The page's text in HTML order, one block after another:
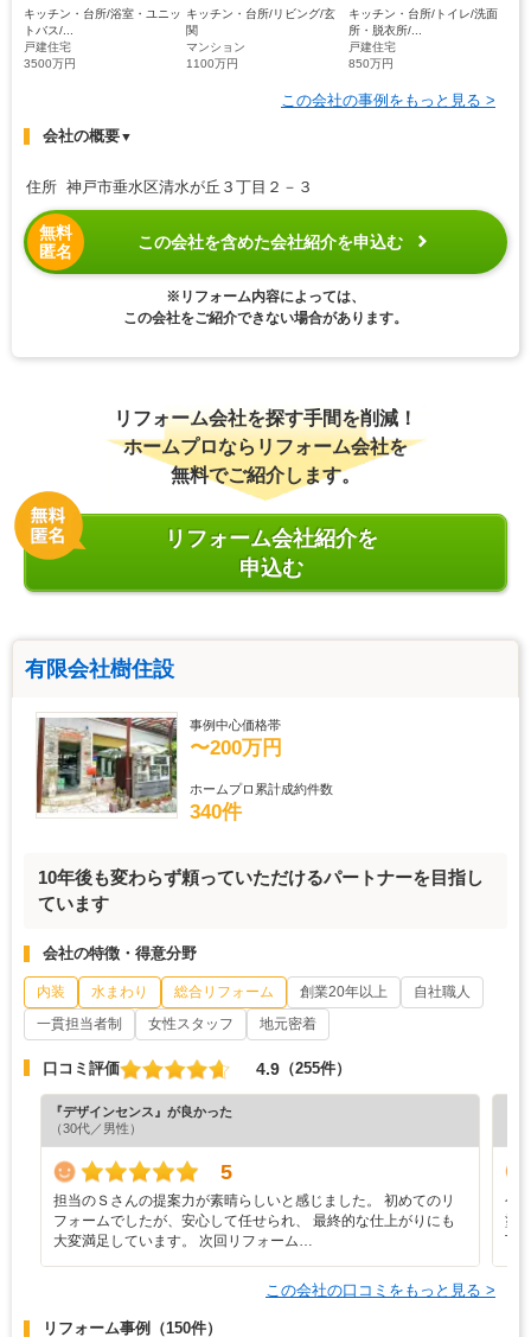
キッチン・台所/浴室・ユニッ
トバス/...
戸建住宅
3500万円
キッチン・台所/リビング/玄
関
マンション
1100万円
キッチン・台所/トイレ/洗面
所・脱衣所/...
戸建住宅
850万円
この会社の事例をもっと見る >
会社の概要▼
住所 神戸市垂水区清水が丘３丁目２－３
無料
匿名
この会社を含めた会社紹介を申込む
※リフォーム内容によっては、
この会社をご紹介できない場合があります。
リフォーム会社を探す手間を削減！
ホームプロならリフォーム会社を
無料でご紹介します。
リフォーム会社紹介を
申込む
有限会社樹住設
事例中心価格帯
〜200万円
ホームプロ累計成約件数
340件
10年後も変わらず頼っていただけるパートナーを目指し
ています
会社の特徴・得意分野
内装 水まわり 総合リフォーム 創業20年以上
自社職人
一貫担当者制
女性スタッフ 地元密着
口コミ評価 4.9 （255件）
『デザインセンス』が良かった
（30代／男性）
5
担当のＳさんの提案力が素晴らしいと感じました。 初めてのリ
フォームでしたが、安心して任せられ、 最終的な仕上がりにも
大変満足しています。 次回リフォーム…
今
塗
丁
この会社の口コミをもっと見る >
リフォーム事例 （150件）